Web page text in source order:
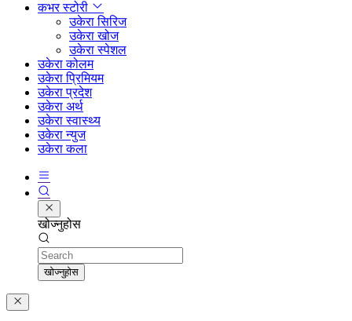
कभर स्टोरी
उकेरा सिरिज
उकेरा खोज
उकेरा स्पेशल
उकेरा कोलम
उकेरा प्रिमियम
उकेरा प्रदेश
उकेरा अर्थ
उकेरा स्वास्थ्य
उकेरा न्युज
उकेरा कला
खोज्नुहोस
Search
खोज्नुहोस